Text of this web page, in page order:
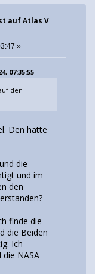
auf Atlas V
»
07:35:55
den
Den hatte
die
und im
den
finde die
die Beiden
Ich
NASA